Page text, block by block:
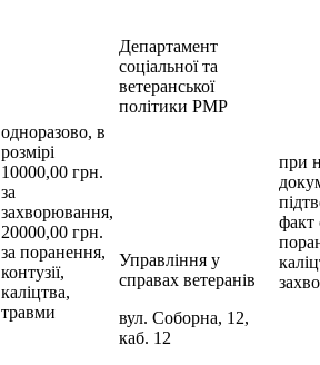
одноразово, в
розмірі
10000,00 грн.
за
захворювання,
20000,00 грн.
за поранення,
контузії,
каліцтва,
травми
Департамент
соціальної та
ветеранської
політики РМР
при
факт
Управління у
справах ветеранів
вул. Соборна, 12,
каб. 12